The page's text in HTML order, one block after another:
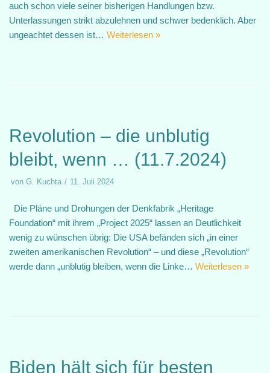
auch schon viele seiner bisherigen Handlungen bzw.
Unterlassungen strikt abzulehnen und schwer bedenklich. Aber
ungeachtet dessen ist… Weiterlesen »
Revolution – die unblutig
bleibt, wenn … (11.7.2024)
von G. Kuchta 11. Juli 2024
Die Pläne und Drohungen der Denkfabrik „Heritage
Foundation“ mit ihrem „Project 2025“ lassen an Deutlichkeit
wenig zu wünschen übrig: Die USA befänden sich „in einer
zweiten amerikanischen Revolution“ – und diese „Revolution“
werde dann „unblutig bleiben, wenn die Linke… Weiterlesen »
Biden hält sich für besten